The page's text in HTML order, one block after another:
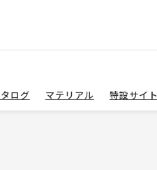
ログ マテリアル 特設サイト